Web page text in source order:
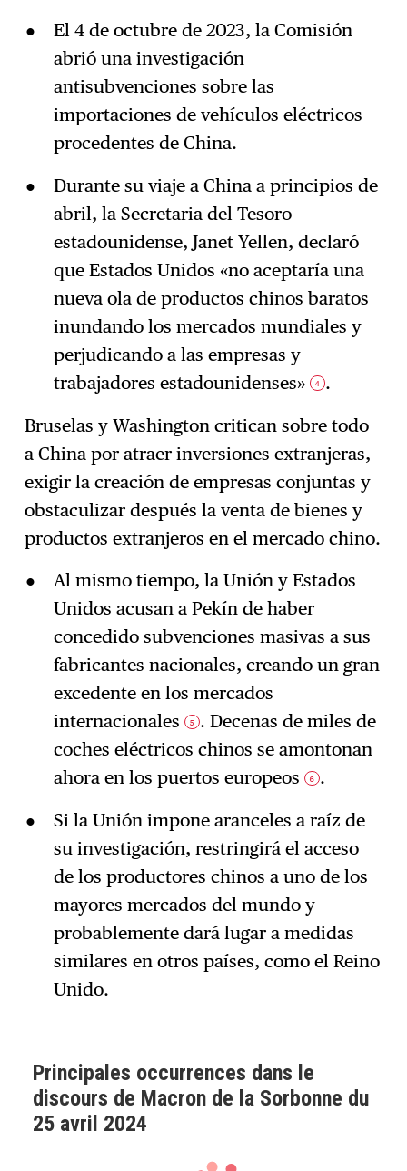
El 4 de octubre de 2023, la Comisión
abrió una investigación
antisubvenciones sobre las
importaciones de vehículos eléctricos
procedentes de China.
Durante su viaje a China a principios de
abril, la Secretaria del Tesoro
estadounidense, Janet Yellen, declaró
que Estados Unidos «no aceptaría una
nueva ola de productos chinos baratos
inundando los mercados mundiales y
perjudicando a las empresas y
trabajadores estadounidenses»
4 .
Bruselas y Washington critican sobre todo
a China por atraer inversiones extranjeras,
exigir la creación de empresas conjuntas y
obstaculizar después la venta de bienes y
productos extranjeros en el mercado chino.
Al mismo tiempo, la Unión y Estados
Unidos acusan a Pekín de haber
concedido subvenciones masivas a sus
fabricantes nacionales, creando un gran
excedente en los mercados
internacionales
5 . Decenas de miles de
coches eléctricos chinos se amontonan
ahora en los puertos europeos
6 .
Si la Unión impone aranceles a raíz de
su investigación, restringirá el acceso
de los productores chinos a uno de los
mayores mercados del mundo y
probablemente dará lugar a medidas
similares en otros países, como el Reino
Unido.